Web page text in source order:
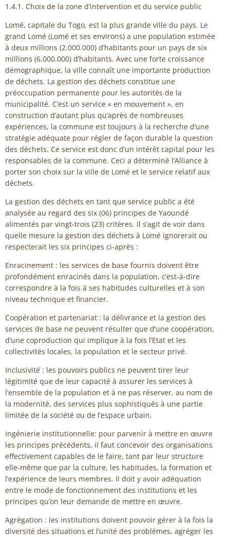
1.4.1. Choix de la zone d’intervention et du service public
Lomé, capitale du Togo, est la plus grande ville du pays. Le
grand Lomé (Lomé et ses environs) a une population estimée
à deux millions (2.000.000) d’habitants pour un pays de six
millions (6.000.000) d’habitants. Avec une forte croissance
démographique, la ville connaît une importante production
de déchets. La gestion des déchets constitue une
préoccupation permanente pour les autorités de la
municipalité. C’est un service « en mouvement », en
construction d’autant plus qu’après de nombreuses
expériences, la commune est toujours à la recherche d’une
stratégie adéquate pour régler de façon durable la question
des déchets. Ce service est donc d’un intérêt capital pour les
responsables de la commune. Ceci a déterminé l’Alliance à
porter son choix sur la ville de Lomé et le service relatif aux
déchets.
La gestion des déchets en tant que service public a été
analysée au regard des six (06) principes de Yaoundé
alimentés par vingt-trois (23) critères. Il s’agit de voir dans
quelle mesure la gestion des déchets à Lomé ignorerait ou
respecterait les six principes ci-après :
Enracinement : les services de base fournis doivent être
profondément enracinés dans la population, c’est-à-dire
correspondre à la fois à ses habitudes culturelles et à son
niveau technique et financier.
Coopération et partenariat : la délivrance et la gestion des
services de base ne peuvent résulter que d’une coopération,
d’une coproduction qui implique à la fois l’Etat et les
collectivités locales, la population et le secteur privé.
Inclusivité : les pouvoirs publics ne peuvent tirer leur
légitimité que de leur capacité à assurer les services à
l’ensemble de la population et à ne pas réserver, au nom de
la modernité, des services plus sophistiqués à une partie
limitée de la société ou de l’espace urbain.
Ingénierie institutionnelle: pour parvenir à mettre en œuvre
les principes précédents, il faut concevoir des organisations
effectivement capables de le faire, tant par leur structure
elle-même que par la culture, les habitudes, la formation et
l’expérience de leurs membres. Il doit y avoir adéquation
entre le mode de fonctionnement des institutions et les
principes qu’on leur demande de mettre en œuvre.
Agrégation : les institutions doivent pouvoir gérer à la fois la
diversité des situations et l’unité des problèmes, agréger les